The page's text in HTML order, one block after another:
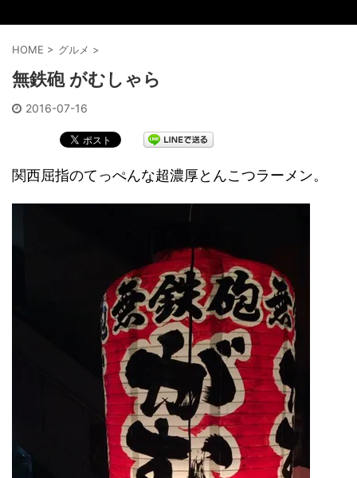
HOME > グルメ >
無鉄砲 がむしゃら
2016-07-16
関西屈指のてっぺんな超濃厚とんこつラーメン。